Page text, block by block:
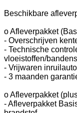
Beschikbare
o Afleverpakket
- Overschrijven
- Technische
vloeistoffen/
- Vrijwaren
- 3 maanden
o Afleverpakket
- Afleverpakket